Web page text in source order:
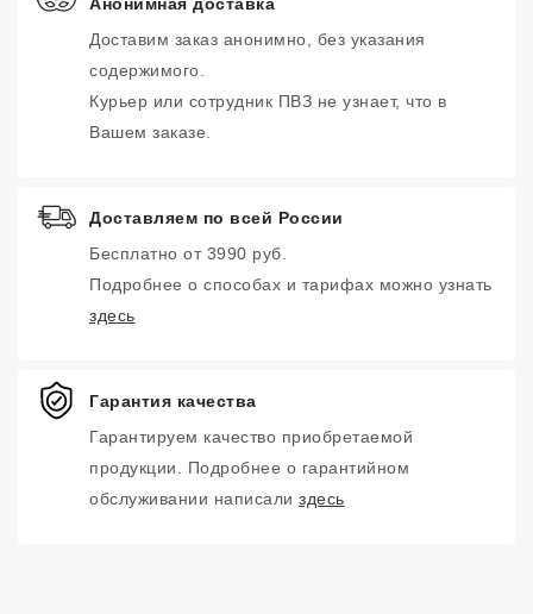
Доставим заказ анонимно, без указания
содержимого.
Курьер или сотрудник ПВЗ не узнает, что в
Вашем заказе.
Доставляем по всей России
Бесплатно от 3990 руб.
Подробнее о способах и тарифах можно узнать
здесь
Гарантия качества
Гарантируем качество приобретаемой
продукции. Подробнее о гарантийном
обслуживании написали здесь